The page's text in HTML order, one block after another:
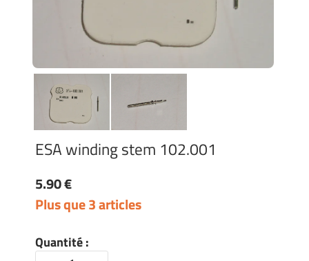
ESA winding stem 102.001
5.90 €
Plus que 3 articles
Quantité :